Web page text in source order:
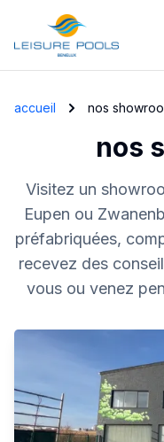
accueil nos
nos
Visitez un
Eupen ou
préfabriquées,
recevez des
vous ou venez